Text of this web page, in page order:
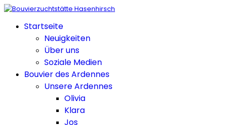
Startseite
Neuigkeiten
Über uns
Soziale Medien
Bouvier des Ardennes
Unsere Ardennes
Olivia
Klara
Jos